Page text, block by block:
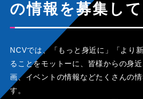
の情報を募集して
NCVでは、「もっと身近に」「より
ることをモットーに、皆様からの身
画、イベントの情報などたくさんの
す。